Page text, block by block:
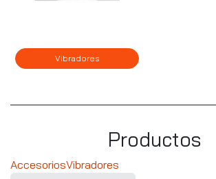
Vibradores
Productos
AccesoriosVibradores